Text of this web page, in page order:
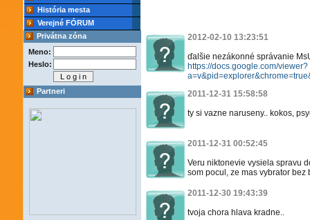
História mesta
Verejné FÓRUM
Privátna zóna
Meno:
Heslo:
Partneri
2012-02-10 13:23:51
ďalšie nezákonné správanie
https://docs.google.com/viewer?
2011-12-31 15:58:58
ty si vazne naruseny.. kokos,
2011-12-31 00:52:45
Veru niktonevie vysiela spravu
som pocul, ze mas vybrator
2011-12-30 19:43:39
tvoja chora hlava kradne..